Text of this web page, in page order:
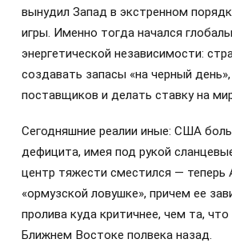
вынудил Запад в экстренном
игры. Именно тогда начался
энергетической независимости:
создавать запасы «на черный
поставщиков и делать ставку на
Сегодняшние реалии иные: США
дефицита, имея под рукой
центр тяжести сместился — теперь
«ормузской ловушке», причем ее
пролива куда критичнее, чем та,
Ближнем Востоке полвека назад.